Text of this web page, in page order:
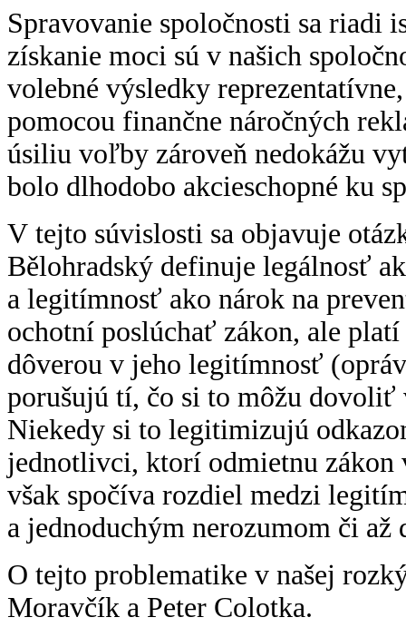
Spravovanie spoločnosti sa riadi
získanie moci sú v našich
volebné výsledky
pomocou finančne náročných
úsiliu voľby zároveň nedokážu
bolo dlhodobo akcieschopné ku
V tejto súvislosti sa objavuje
Bělohradský definuje legálnosť
a legitímnosť ako nárok na
ochotní poslúchať zákon, ale
dôverou v jeho legitímnosť
porušujú tí, čo si to môžu dovoliť
Niekedy si to legitimizujú
jednotlivci, ktorí odmietnu zákon
však spočíva rozdiel medzi
a jednoduchým nerozumom či až
O tejto problematike v našej
Moravčík a Peter Colotka.